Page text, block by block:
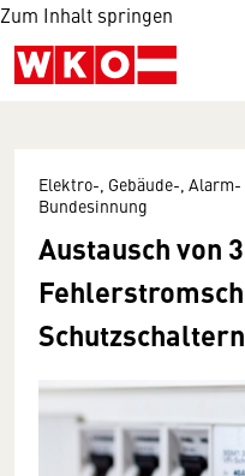
Zum Inhalt springen
Elektro-, Gebäude-,
Bundesinnung
Austausch von
Schutzschaltern